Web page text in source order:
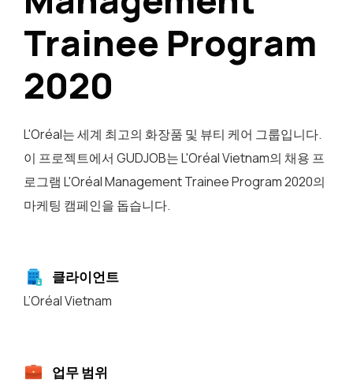
Trainee Program
2020
L'Oréal는 세계 최고의 화장품 및 뷰티 케어 그룹입니다.
이 프로젝트에서 GUDJOB는 L'Oréal Vietnam의 채용 프
로그램 L'Oréal Management Trainee Program 2020의
마케팅 캠페인을 돕습니다.
클라이언트
L’Oréal Vietnam
업무 범위